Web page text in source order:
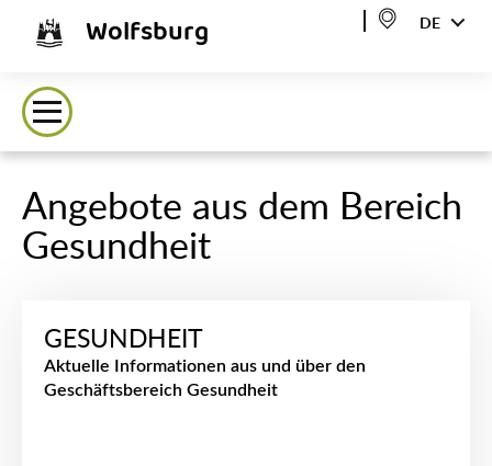
Wolfsburg DE
Angebote aus dem Bereich
Gesundheit
GESUNDHEIT
Aktuelle Informationen aus und über den
Geschäftsbereich Gesundheit